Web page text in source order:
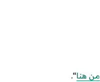
من هنا“.